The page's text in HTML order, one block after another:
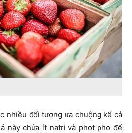
nhiều đối tượng ưa chuộng kể cả
này chứa ít natri và phot pho để